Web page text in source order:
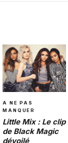
A NE PAS
MANQUER
Little Mix : Le clip
de Black Magic
dévoilé